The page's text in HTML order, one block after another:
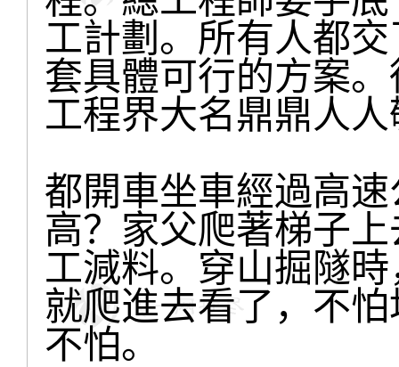
工計劃。所有人都
套具體可行的方案
工程界大名鼎鼎人
都開車坐車經過高
高？家父爬著梯子
工減料。穿山掘隧
就爬進去看了，不
不怕。